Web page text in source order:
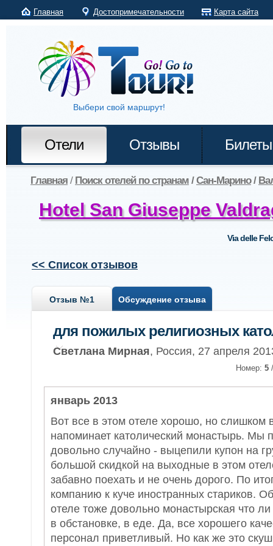
Главная Достопримечательности Карта сайта
Выбери свой маршрут!
Отели Отзывы Билеты
Главная / Поиск отелей по странам /Сан-Марино/
Hotel San Giuseppe
Via delle
<< Список отзывов
Отзыв №1 Обсуждение отзыва
для пожилых религиозных
Светлана Мирная, Россия, 27 апреля
Номер: 5
январь 2013
Вот все в этом отеле хорошо, но слишком
напоминает католический монастырь. Мы
довольно случайно - выцепили купон на
большой скидкой на выходные в этом
забавно поехать и не очень дорого. По
компанию к куче иностранных стариков.
отеле тоже довольно монастырская что
в обстановке, в еде. Да, все хорошего
персонал приветливый. Но как же это